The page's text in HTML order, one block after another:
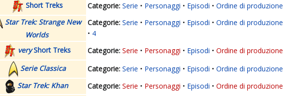
Short Treks
Serie Personaggi Episodi Ordine di produzione
Star Trek: Strange New
Worlds
Serie Personaggi Episodi Ordine di produzione
4
veryShort Treks Serie Personaggi Episodi Ordine di produzione
Serie Classica
Serie Personaggi Episodi Ordine di produzione
Star Trek: Khan
Serie Personaggi Episodi Ordine di produzione